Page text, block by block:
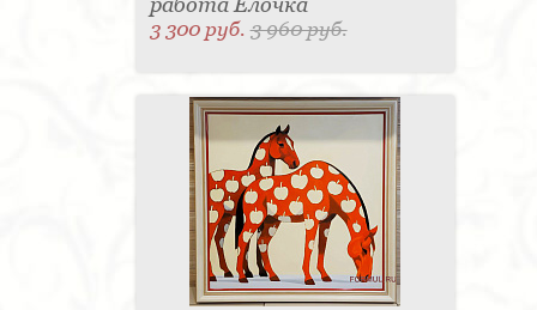
3 300 руб.3 960 руб.